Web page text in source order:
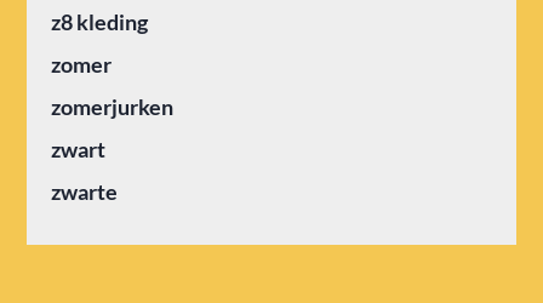
z8 kleding
zomer
zomerjurken
zwart
zwarte